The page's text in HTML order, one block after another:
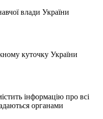
влади України
куточку України
інформацію про всі
органами